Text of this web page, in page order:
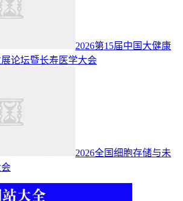
2026第15届中国大健康
论坛暨长寿医学大会
2026全国细胞存储与未